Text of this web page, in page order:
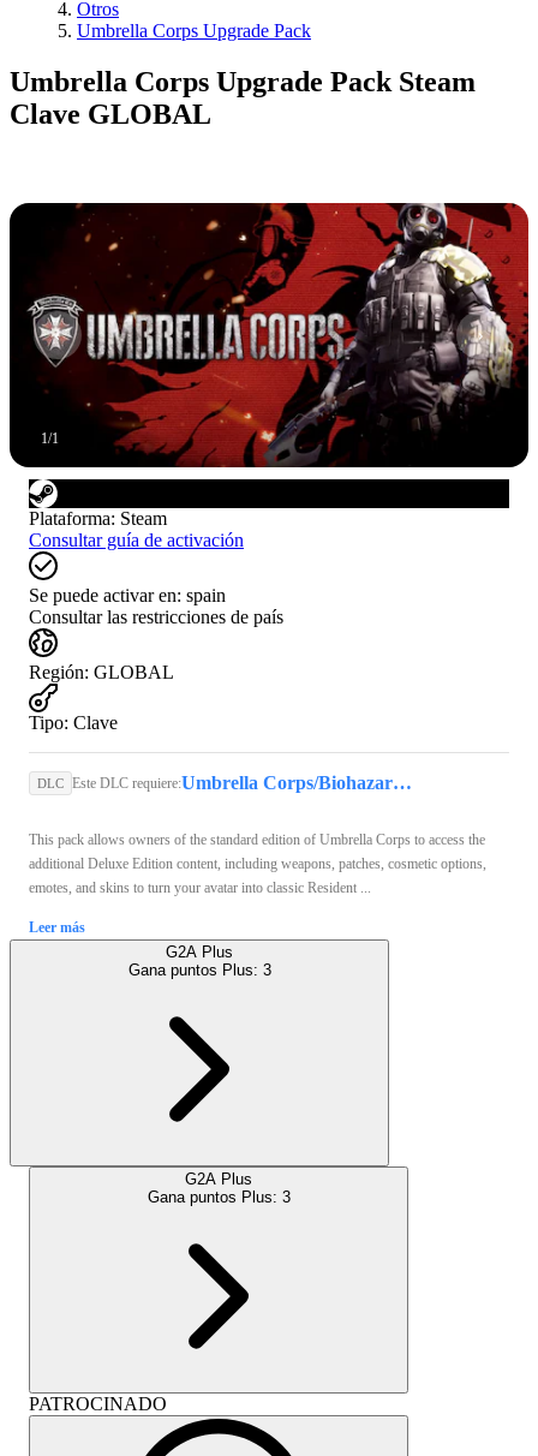
Otros
Umbrella Corps Upgrade Pack
Umbrella Corps Upgrade Pack Steam
Clave GLOBAL
1/1
Plataforma: Steam
Consultar guía de activación
Se puede activar en: spain
Consultar las restricciones de país
Región: GLOBAL
Tipo: Clave
DLC Este DLC requiere: Umbrella Corps/Biohazard Umbrella Corps Steam Key GLOBAL
This pack allows owners of the standard edition of Umbrella Corps to access the
additional Deluxe Edition content, including weapons, patches, cosmetic options,
emotes, and skins to turn your avatar into classic Resident ...
Leer más
G2A Plus
Gana puntos Plus: 3
G2A Plus
Gana puntos Plus: 3
PATROCINADO